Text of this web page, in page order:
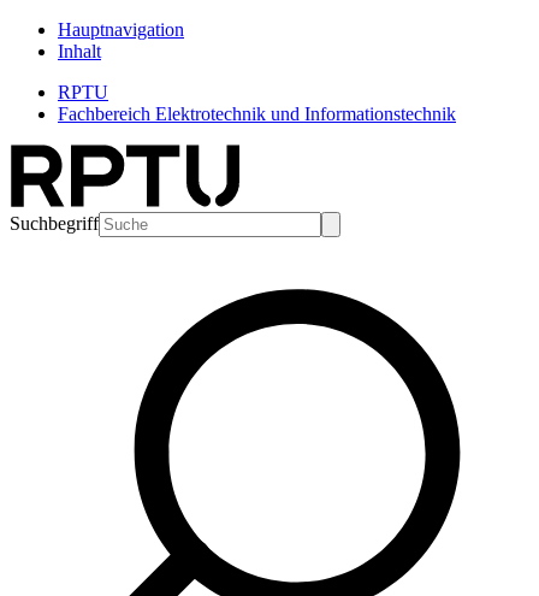
Hauptnavigation
Inhalt
RPTU
Fachbereich Elektrotechnik und Informationstechnik
Suchbegriff